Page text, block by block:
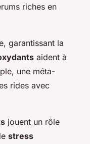
riches en
garantissant la
aident à
une méta-
rides avec
jouent un rôle
stress